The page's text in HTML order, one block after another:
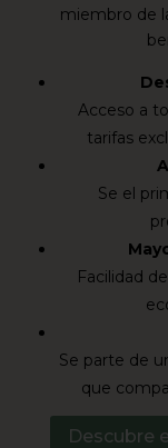
miembro de
Acceso a
tarifas
Se el
Facilidad
Se parte de
que
Descubre